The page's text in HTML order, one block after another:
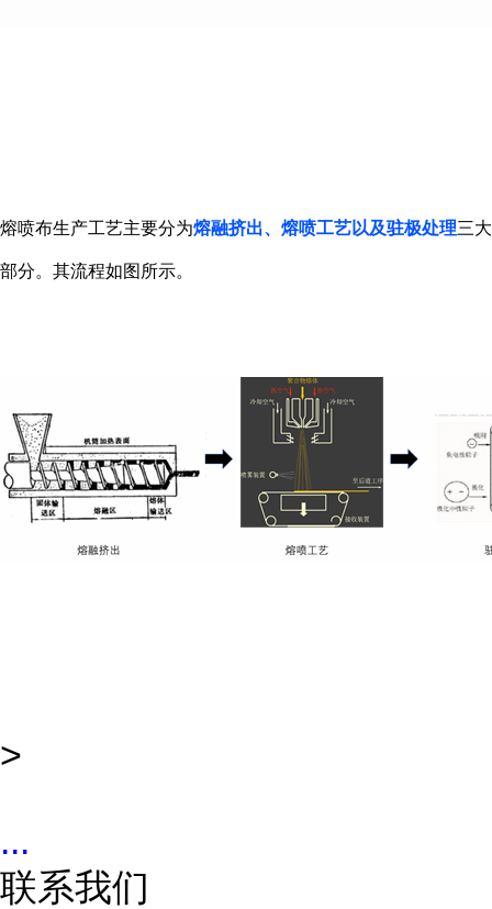
熔喷布生产工艺主要分为熔融挤出、熔喷工艺以及驻极处理三大
部分。其流程如图所示。
>
...
联系我们